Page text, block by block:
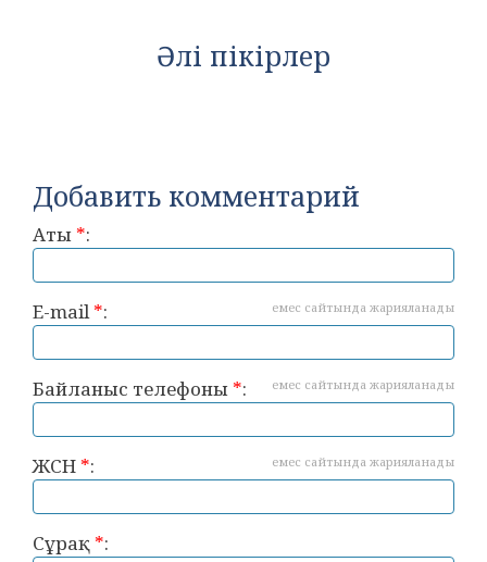
Әлі пікірлер
Добавить комментарий
Аты *:
E-mail*: емес сайтында жарияланады
Байланыс телефоны *: емес сайтында жарияланады
ЖСН *: емес сайтында жарияланады
Сұрақ *: